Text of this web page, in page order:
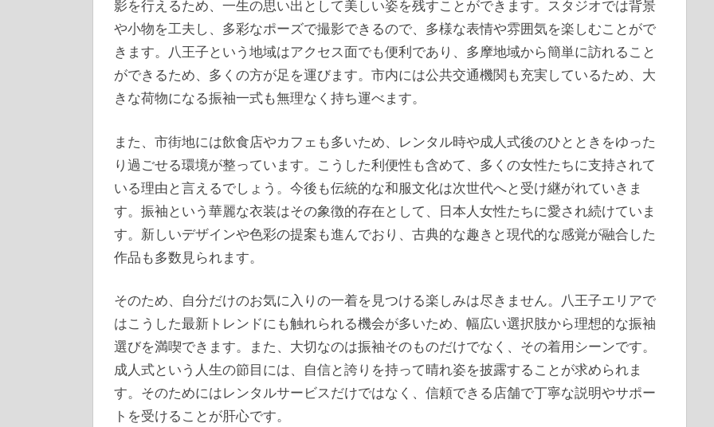
影を行えるため、一生の思い出として美しい姿を残すことができます。スタジオでは背景
や小物を工夫し、多彩なポーズで撮影できるので、多様な表情や雰囲気を楽しむことがで
きます。八王子という地域はアクセス面でも便利であり、多摩地域から簡単に訪れること
ができるため、多くの方が足を運びます。市内には公共交通機関も充実しているため、大
きな荷物になる振袖一式も無理なく持ち運べます。
また、市街地には飲食店やカフェも多いため、レンタル時や成人式後のひとときをゆった
り過ごせる環境が整っています。こうした利便性も含めて、多くの女性たちに支持されて
いる理由と言えるでしょう。今後も伝統的な和服文化は次世代へと受け継がれていきま
す。振袖という華麗な衣装はその象徴的存在として、日本人女性たちに愛され続けていま
す。新しいデザインや色彩の提案も進んでおり、古典的な趣きと現代的な感覚が融合した
作品も多数見られます。
そのため、自分だけのお気に入りの一着を見つける楽しみは尽きません。八王子エリアで
はこうした最新トレンドにも触れられる機会が多いため、幅広い選択肢から理想的な振袖
選びを満喫できます。また、大切なのは振袖そのものだけでなく、その着用シーンです。
成人式という人生の節目には、自信と誇りを持って晴れ姿を披露することが求められま
す。そのためにはレンタルサービスだけではなく、信頼できる店舗で丁寧な説明やサポー
トを受けることが肝心です。